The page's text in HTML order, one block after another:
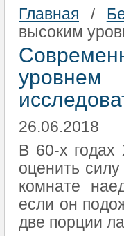
Главная /
высоким
26.06.2018
В 60-х годах
оценить
комнате
если он
две порции